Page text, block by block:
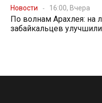
Новости 16:00, Вчера
По волнам Арахлея: на
забайкальцев улучшили